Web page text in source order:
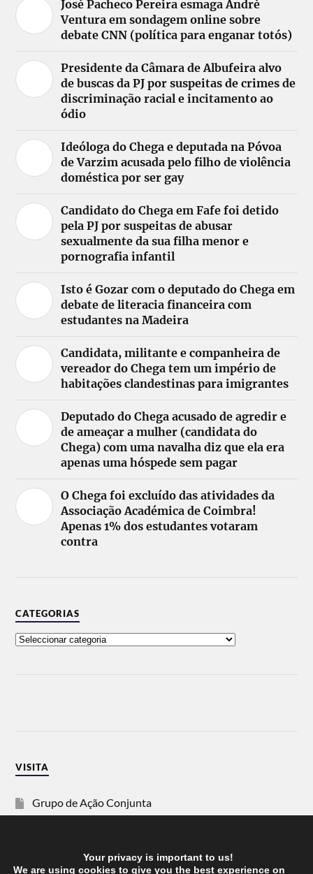
José Pacheco Pereira esmaga André
Ventura em sondagem online sobre
debate CNN (política para enganar totós)
Presidente da Câmara de Albufeira alvo
de buscas da PJ por suspeitas de crimes de
discriminação racial e incitamento ao
ódio
Ideóloga do Chega e deputada na Póvoa
de Varzim acusada pelo filho de violência
doméstica por ser gay
Candidato do Chega em Fafe foi detido
pela PJ por suspeitas de abusar
sexualmente da sua filha menor e
pornografia infantil
Isto é Gozar com o deputado do Chega em
debate de literacia financeira com
estudantes na Madeira
Candidata, militante e companheira de
vereador do Chega tem um império de
habitações clandestinas para imigrantes
Deputado do Chega acusado de agredir e
de ameaçar a mulher (candidata do
Chega) com uma navalha diz que ela era
apenas uma hóspede sem pagar
O Chega foi excluído das atividades da
Associação Académica de Coimbra!
Apenas 1% dos estudantes votaram
contra
CATEGORIAS
VISITA
Grupo de Ação Conjunta
Vida Justa
Your privacy is important to us!
We are using cookies to give you the best experience on